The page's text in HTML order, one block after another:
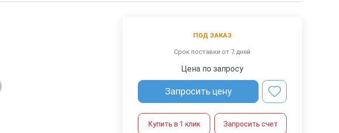
ПОД ЗАКАЗ
Срок поставки от 7 дней
Цена по запросу
Запросить цену
Купить в 1 клик Запросить счет